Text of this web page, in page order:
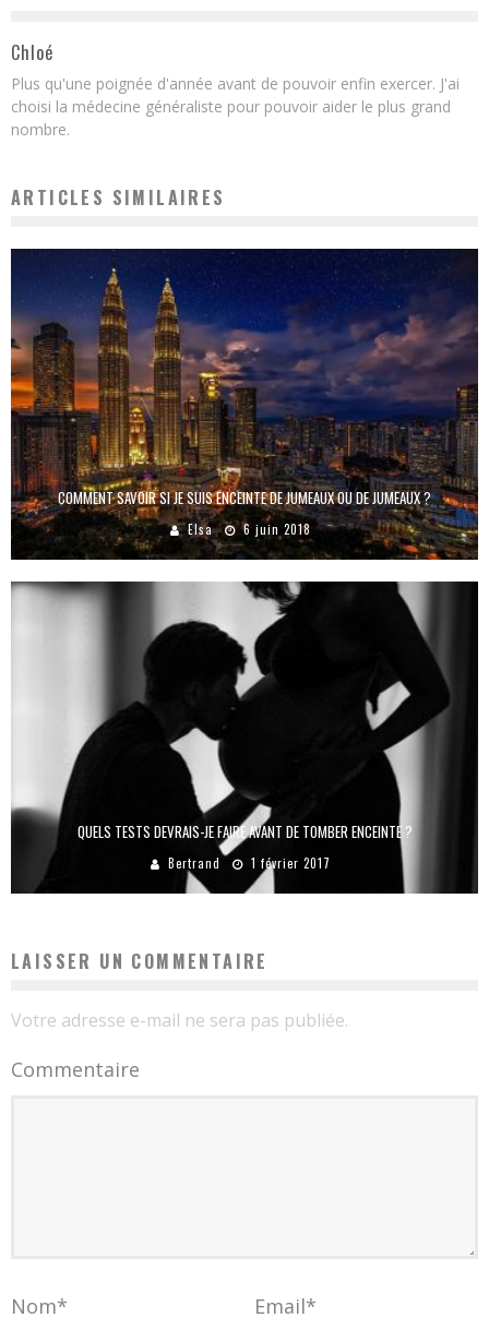
Chloé
Plus qu'une poignée d'année avant de pouvoir enfin exercer. J'ai
choisi la médecine généraliste pour pouvoir aider le plus grand
nombre.
ARTICLES SIMILAIRES
COMMENT SAVOIR SI JE SUIS ENCEINTE DE JUMEAUX OU DE JUMEAUX ?
Elsa 6 juin 2018
QUELS TESTS DEVRAIS-JE FAIRE AVANT DE TOMBER ENCEINTE ?
Bertrand 1 février 2017
LAISSER UN COMMENTAIRE
Votre adresse e-mail ne sera pas publiée.
Commentaire
Nom* Email*